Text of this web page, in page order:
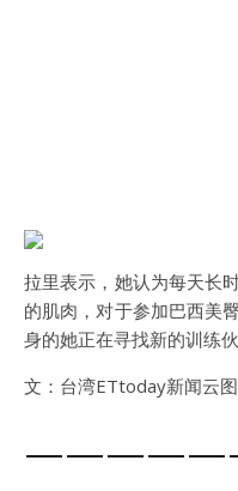
拉里表示，她认为每天长
的肌肉，对于参加巴西美
身的她正在寻找新的训练伙
文：台湾ETtoday新闻云